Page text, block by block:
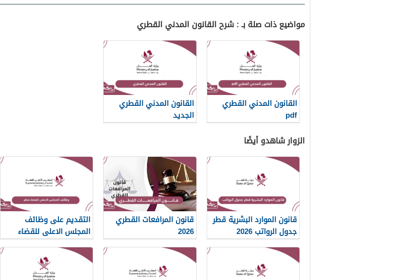
مواضيع ذات صلة بـ : شرح القانون المدني القطري
القانون المدني القطري
pdf
القانون المدني القطري
الجديد
الزوار شاهدو أيضًا
قانون الموارد البشرية قطر
جدول الرواتب 2026
قانون المرافعات القطري
2026
التقديم على وظائف
المجلس الاعلى للقضاء
قطر 2026